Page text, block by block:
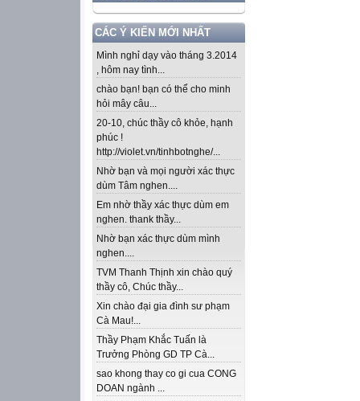
CÁC Ý KIẾN MỚI NHẤT
Mình nghỉ dạy vào tháng 3.2014
, hôm nay tình...
chào bạn! bạn có thể cho minh
hỏi mây câu...
20-10, chúc thầy cô khỏe, hạnh
phúc !
http://violet.vn/tinhbotnghe/...
Nhờ bạn và mọi người xác thực
dùm Tâm nghen....
Em nhờ thầy xác thực dùm em
nghen. thank thầy...
Nhờ bạn xác thực dùm mình
nghen....
TVM Thanh Thịnh xin chào quý
thầy cô, Chúc thầy...
Xin chào đại gia đình sư phạm
Cà Mau!...
Thầy Phạm Khắc Tuấn là
Trưởng Phòng GD TP Cà...
sao khong thay co gi cua CONG
DOAN ngành ...